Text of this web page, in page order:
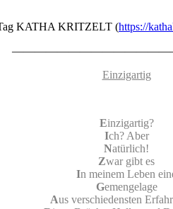
Tag KATHA KRITZELT (https://
Einzigartig
Einzigartig?
Ich? Aber
Natürlich!
Zwar gibt es
In meinem Leben
Gemengelage
Aus verschiedensten